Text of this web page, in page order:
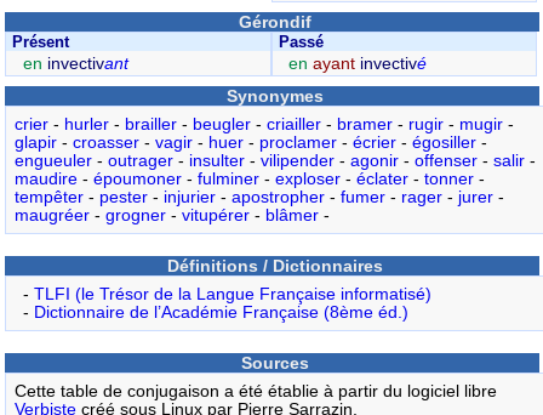
Gérondif
Présent
en invectivant
Passé
enayant invectivé
Synonymes
crier- hurler- brailler- beugler- criailler- bramer- rugir- mugir-
glapir- croasser- vagir- huer- proclamer- écrier- égosiller-
engueuler- outrager- insulter- vilipender- agonir- offenser- salir-
maudire- époumoner- fulminer- exploser- éclater- tonner-
tempêter- pester- injurier- apostropher- fumer- rager- jurer-
maugréer- grogner- vitupérer- blâmer-
Définitions / Dictionnaires
- TLFI (le Trésor de la Langue Française informatisé)
- Dictionnaire de l’Académie Française (8ème éd.)
Sources
Cette table de conjugaison a été établie à partir du logiciel libre
Verbistecréé sous Linux par Pierre Sarrazin,